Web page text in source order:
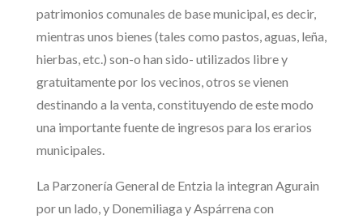
patrimonios comunales de base municipal, es decir,
mientras unos bienes (tales como pastos, aguas, leña,
hierbas, etc.) son-o han sido- utilizados libre y
gratuitamente por los vecinos, otros se vienen
destinando a la venta, constituyendo de este modo
una importante fuente de ingresos para los erarios
municipales.
La Parzonería General de Entzia la integran Agurain
por un lado, y Donemiliaga y Aspárrena con